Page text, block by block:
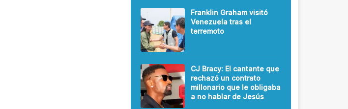
Franklin Graham visitó
Venezuela tras el
terremoto
CJ Bracy: El cantante que
rechazó un contrato
millonario que le obligaba
a no hablar de Jesús